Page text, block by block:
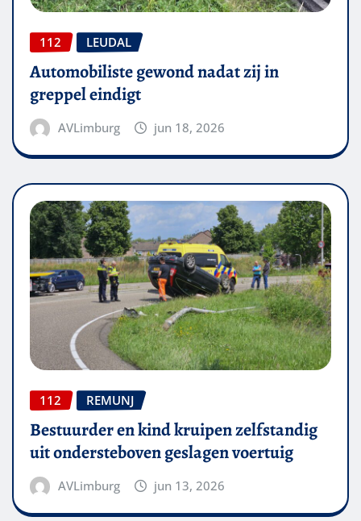
112 LEUDAL
Automobiliste gewond nadat zij in
greppel eindigt
AVLimburg jun 18, 2026
112 REMUNJ
Bestuurder en kind kruipen zelfstandig
uit ondersteboven geslagen voertuig
AVLimburg jun 13, 2026